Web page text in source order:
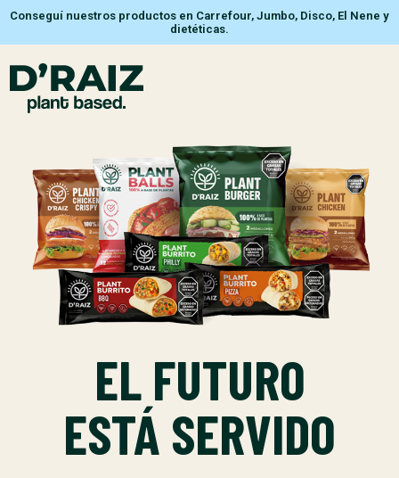
Conseguí nuestros productos en Carrefour, Jumbo, Disco, El Nene y
dietéticas.
EL FUTURO
ESTÁ SERVIDO